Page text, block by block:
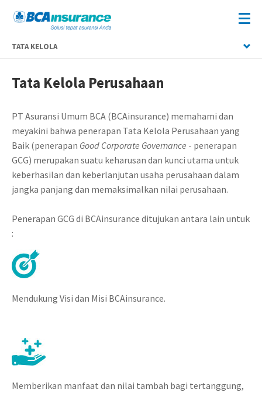
TATA KELOLA
Tata Kelola Perusahaan
PT Asuransi Umum BCA (BCAinsurance) memahami dan
meyakini bahwa penerapan Tata Kelola Perusahaan yang
Baik (penerapan Good Corporate Governance - penerapan
GCG) merupakan suatu keharusan dan kunci utama untuk
keberhasilan dan keberlanjutan usaha perusahaan dalam
jangka panjang dan memaksimalkan nilai perusahaan.
Penerapan GCG di BCAinsurance ditujukan antara lain untuk
:
Mendukung Visi dan Misi BCAinsurance.
Memberikan manfaat dan nilai tambah bagi tertanggung,